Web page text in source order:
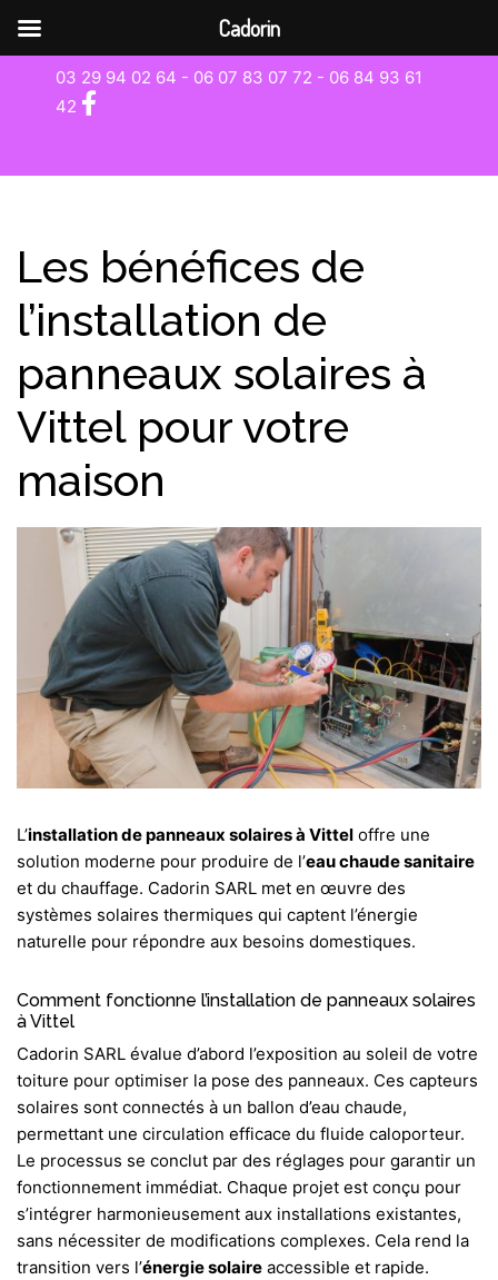
03 29 94 02 64 - 06 07 83 07 72 - 06 84 93 61
42
Les bénéfices de
l’installation de
panneaux solaires à
Vittel pour votre
maison
L’installation de panneaux solaires à Vittel offre une
solution moderne pour produire de l’eau chaude sanitaire
et du chauffage. Cadorin SARL met en œuvre des
systèmes solaires thermiques qui captent l’énergie
naturelle pour répondre aux besoins domestiques.
Comment fonctionne l’installation de panneaux solaires
à Vittel
Cadorin SARL évalue d’abord l’exposition au soleil de votre
toiture pour optimiser la pose des panneaux. Ces capteurs
solaires sont connectés à un ballon d’eau chaude,
permettant une circulation efficace du fluide caloporteur.
Le processus se conclut par des réglages pour garantir un
fonctionnement immédiat. Chaque projet est conçu pour
s’intégrer harmonieusement aux installations existantes,
sans nécessiter de modifications complexes. Cela rend la
transition vers l’énergie solaire accessible et rapide.
Cadorin